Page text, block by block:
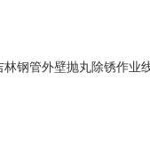
林钢管外壁抛丸除锈作业